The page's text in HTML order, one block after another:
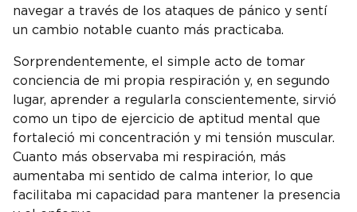
navegar a través de los ataques de pánico y sentí
un cambio notable cuanto más practicaba.
Sorprendentemente, el simple acto de tomar
conciencia de mi propia respiración y, en segundo
lugar, aprender a regularla conscientemente, sirvió
como un tipo de ejercicio de aptitud mental que
fortaleció mi concentración y mi tensión muscular.
Cuanto más observaba mi respiración, más
aumentaba mi sentido de calma interior, lo que
facilitaba mi capacidad para mantener la presencia